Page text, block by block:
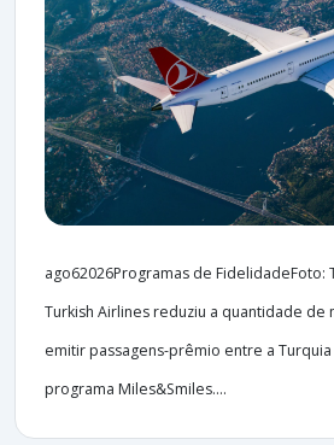
ago62026Programas de FidelidadeFoto:
Turkish Airlines reduziu a quantidade de
emitir passagens-prêmio entre a Turquia
programa Miles&Smiles....